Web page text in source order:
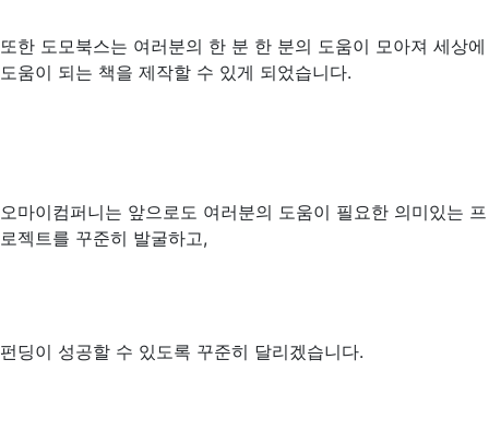
또한 도모북스는 여러분의 한 분 한 분의 도움이 모아져 세상에
도움이 되는 책을 제작할 수 있게 되었습니다.
오마이컴퍼니는 앞으로도 여러분의 도움이 필요한 의미있는 프
로젝트를 꾸준히 발굴하고,
펀딩이 성공할 수 있도록 꾸준히 달리겠습니다.